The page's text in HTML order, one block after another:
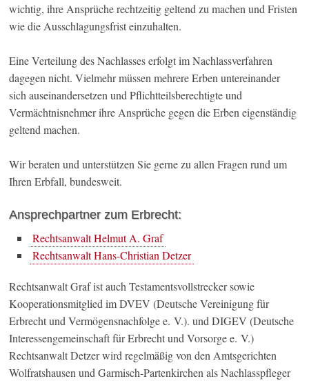
wichtig, ihre Ansprüche rechtzeitig geltend zu machen und Fristen
wie die Ausschlagungsfrist einzuhalten.
Eine Verteilung des Nachlasses erfolgt im Nachlassverfahren
dagegen nicht. Vielmehr müssen mehrere Erben untereinander
sich auseinandersetzen und Pflichtteilsberechtigte und
Vermächtnisnehmer ihre Ansprüche gegen die Erben eigenständig
geltend machen.
Wir beraten und unterstützen Sie gerne zu allen Fragen rund um
Ihren Erbfall, bundesweit.
Ansprechpartner zum Erbrecht:
Rechtsanwalt Helmut A. Graf
Rechtsanwalt Hans-Christian Detzer
Rechtsanwalt Graf ist auch Testamentsvollstrecker sowie
Kooperationsmitglied im DVEV (Deutsche Vereinigung für
Erbrecht und Vermögensnachfolge e. V.). und DIGEV (Deutsche
Interessengemeinschaft für Erbrecht und Vorsorge e. V.)
Rechtsanwalt Detzer wird regelmäßig von den Amtsgerichten
Wolfratshausen und Garmisch-Partenkirchen als Nachlasspfleger